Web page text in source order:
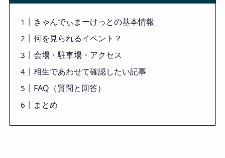
きゃんでぃまーけっとの基本情報
何を見られるイベント？
会場・駐車場・アクセス
相生であわせて確認したい記事
FAQ（質問と回答）
まとめ